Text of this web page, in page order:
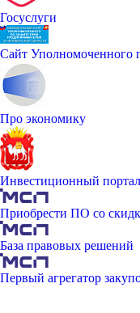
Госуслуги
Сайт Уполномоченного
Про экономику
Инвестиционный
Приобрести ПО со
База правовых решений
Первый агрегатор